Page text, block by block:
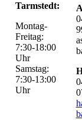
Tarmstedt:
Montag-
Freitag:
7:30-18:00
Uhr
Samstag:
7:30-13:00
Uhr